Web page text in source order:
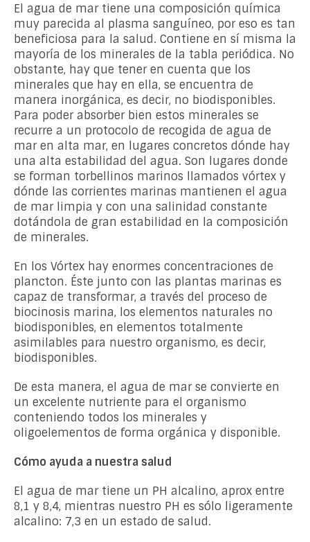
El agua de mar tiene una composición química
muy parecida al plasma sanguíneo, por eso es tan
beneficiosa para la salud. Contiene en sí misma la
mayoría de los minerales de la tabla periódica. No
obstante, hay que tener en cuenta que los
minerales que hay en ella, se encuentra de
manera inorgánica, es decir, no biodisponibles.
Para poder absorber bien estos minerales se
recurre a un protocolo de recogida de agua de
mar en alta mar, en lugares concretos dónde hay
una alta estabilidad del agua. Son lugares donde
se forman torbellinos marinos llamados vórtex y
dónde las corrientes marinas mantienen el agua
de mar limpia y con una salinidad constante
dotándola de gran estabilidad en la composición
de minerales.
En los Vórtex hay enormes concentraciones de
plancton. Éste junto con las plantas marinas es
capaz de transformar, a través del proceso de
biocinosis marina, los elementos naturales no
biodisponibles, en elementos totalmente
asimilables para nuestro organismo, es decir,
biodisponibles.
De esta manera, el agua de mar se convierte en
un excelente nutriente para el organismo
conteniendo todos los minerales y
oligoelementos de forma orgánica y disponible.
Cómo ayuda a nuestra salud
El agua de mar tiene un PH alcalino, aprox entre
8,1 y 8,4, mientras nuestro PH es sólo ligeramente
alcalino: 7,3 en un estado de salud.